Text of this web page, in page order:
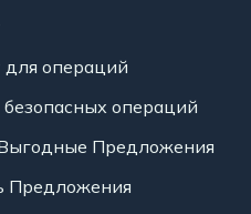
для операций
операций
Предложения
Предложения